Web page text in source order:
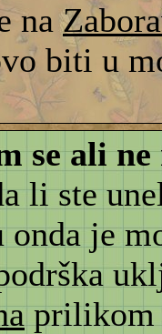
na
biti u
se ali
li ste
je
prilikom